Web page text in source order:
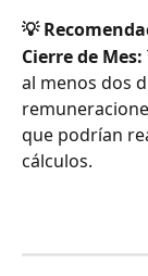
💡
Cierre de Mes:
al menos dos
que podrían
cálculos.